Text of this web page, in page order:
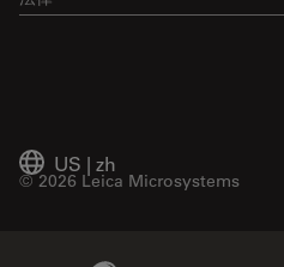
US | zh
© 2026 Leica Microsystems